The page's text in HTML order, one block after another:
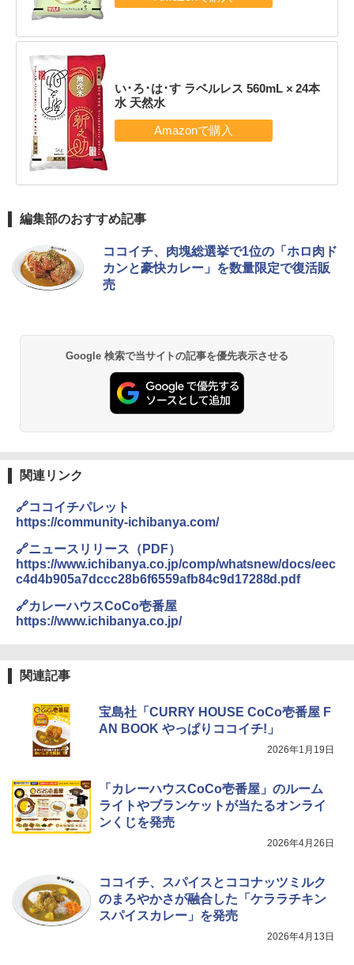
い･ろ･は･す ラベルレス 560mL × 24本
水 天然水
編集部のおすすめ記事
ココイチ、肉塊総選挙で1位の「ホロ肉ド
カンと豪快カレー」を数量限定で復活販
売
Google 検索で当サイトの記事を優先表示させる
関連リンク
🔗ココイチパレット
https://community-ichibanya.com/
🔗ニュースリリース（PDF）
https://www.ichibanya.co.jp/comp/whatsnew/docs/eec
c4d4b905a7dccc28b6f6559afb84c9d17288d.pdf
🔗カレーハウスCoCo壱番屋
https://www.ichibanya.co.jp/
関連記事
宝島社「CURRY HOUSE CoCo壱番屋 F
AN BOOK やっぱりココイチ!」
2026年1月19日
「カレーハウスCoCo壱番屋」のルーム
ライトやブランケットが当たるオンライ
ンくじを発売
2026年4月26日
ココイチ、スパイスとココナッツミルク
のまろやかさが融合した「ケララチキン
スパイスカレー」を発売
2026年4月13日